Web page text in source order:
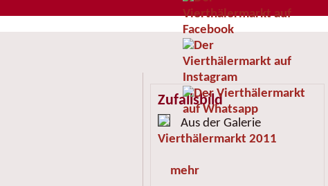
Zufallsbild
Aus der Galerie
Vierthälermarkt 2011
mehr